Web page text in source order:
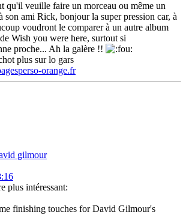
qu'il veuille faire un morceau ou même un
son ami Rick, bonjour la super pression car, à
voudront le comparer à un autre album
Wish you were here, surtout si
proche... Ah la galère !!
plus sur lo gars
orange.fr
gilmour
plus intéressant:
finishing touches for David Gilmour's